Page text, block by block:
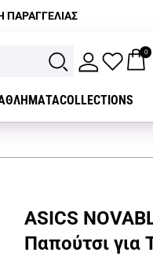
ΠΑΡΑΓΓΕΛΙΑΣ
0
COLLECTIONS
ASICS
Παπούτσι για